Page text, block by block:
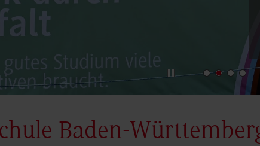
Baden-